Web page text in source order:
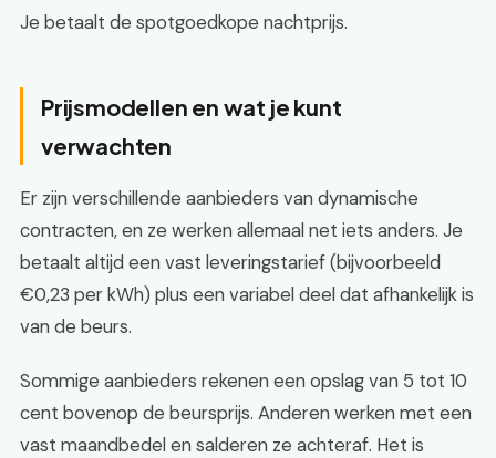
Je betaalt de spotgoedkope nachtprijs.
Prijsmodellen en wat je kunt
verwachten
Er zijn verschillende aanbieders van dynamische
contracten, en ze werken allemaal net iets anders. Je
betaalt altijd een vast leveringstarief (bijvoorbeeld
€0,23 per kWh) plus een variabel deel dat afhankelijk is
van de beurs.
Sommige aanbieders rekenen een opslag van 5 tot 10
cent bovenop de beursprijs. Anderen werken met een
vast maandbedel en salderen ze achteraf. Het is